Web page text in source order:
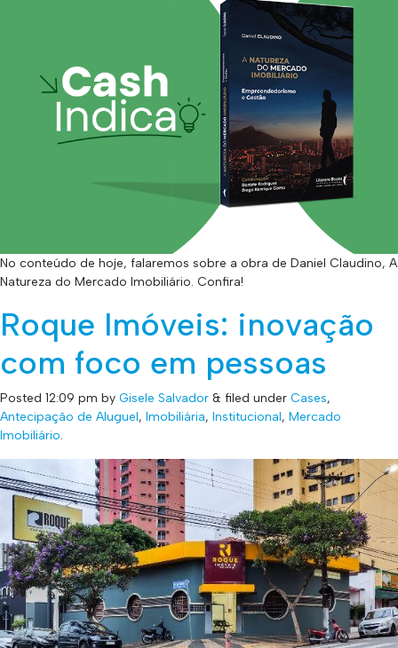
No conteúdo de hoje, falaremos sobre a obra de Daniel Claudino, A
Natureza do Mercado Imobiliário. Confira!
Roque Imóveis: inovação
com foco em pessoas
Posted 12:09 pm by Gisele Salvador & filed under Cases,
Antecipação de Aluguel, Imobiliária, Institucional, Mercado
Imobiliário.